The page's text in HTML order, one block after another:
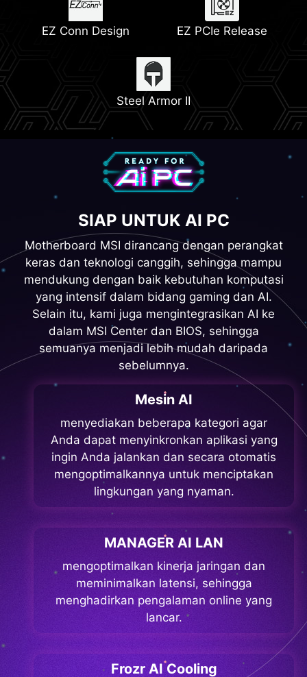
EZ Conn Design EZ PCIe Release
Steel Armor II
Memory Boost Lightning Gen 5
2x PCIe 4.0 M.2 Slots
SIAP UNTUK AI PC
Motherboard MSI dirancang dengan perangkat
keras dan teknologi canggih, sehingga mampu
mendukung dengan baik kebutuhan komputasi
yang intensif dalam bidang gaming dan AI.
Selain itu, kami juga mengintegrasikan AI ke
dalam MSI Center dan BIOS, sehingga
semuanya menjadi lebih mudah daripada
sebelumnya.
Mesin AI
menyediakan beberapa kategori agar
Anda dapat menyinkronkan aplikasi yang
ingin Anda jalankan dan secara otomatis
mengoptimalkannya untuk menciptakan
lingkungan yang nyaman.
MANAGER AI LAN
mengoptimalkan kinerja jaringan dan
meminimalkan latensi, sehingga
menghadirkan pengalaman online yang
lancar.
Frozr AI Cooling